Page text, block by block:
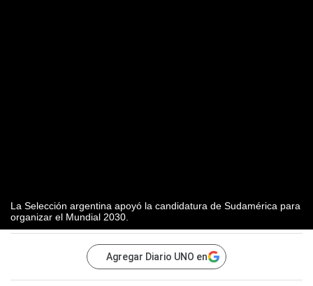
La Selección argentina apoyó la candidatura de Sudamérica para
organizar el Mundial 2030.
Agregar Diario UNO en